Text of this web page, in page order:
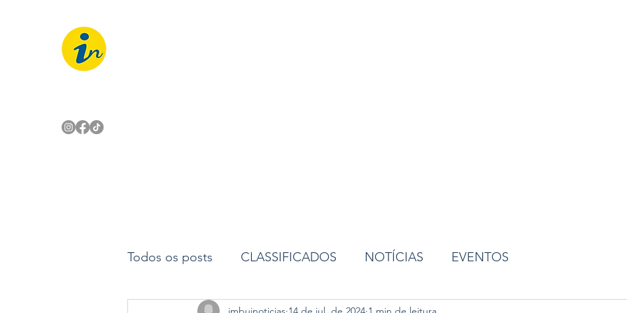
Todos os posts CLASSIFICADOS NOTÍCIAS EVENTOS